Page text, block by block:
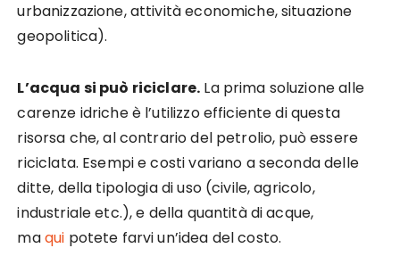
urbanizzazione, attività economiche, situazione
geopolitica).
L’acqua si può riciclare. La prima soluzione alle
carenze idriche è l’utilizzo efficiente di questa
risorsa che, al contrario del petrolio, può essere
riciclata. Esempi e costi variano a seconda delle
ditte, della tipologia di uso (civile, agricolo,
industriale etc.), e della quantità di acque,
maqui potete farvi un’idea del costo.